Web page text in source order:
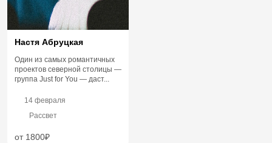
Настя Абруцкая
Один из самых романтичных
проектов северной столицы —
группа Just for You — даст...
14 февраля
Рассвет
от 1800₽